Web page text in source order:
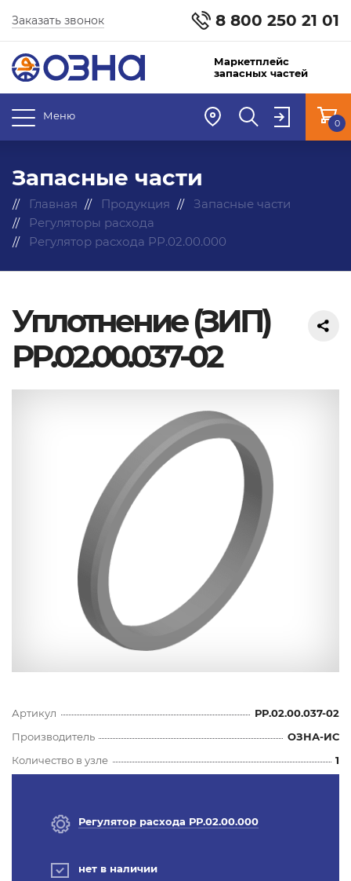
8 800 250 21 01
Заказать звонок
Маркетплейс
запасных частей
Меню
0
Запасные части
Главная Продукция
Запасные части
Регуляторы расхода
Регулятор расхода РР.02.00.000
Уплотнение (ЗИП)
РР.02.00.037-02
Артикул
РР.02.00.037-02
Производитель
ОЗНА-ИС
Количество в узле
1
Регулятор расхода РР.02.00.000
нет в наличии